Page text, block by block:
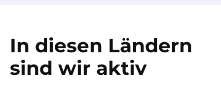
In diesen Ländern
sind wir aktiv